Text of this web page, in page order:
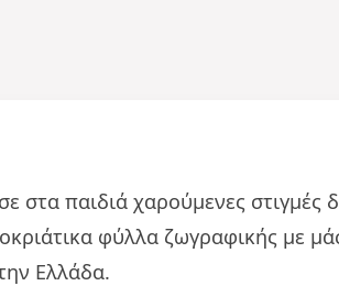
στα παιδιά χαρούμενες στιγμές
φύλλα ζωγραφικής με
Ελλάδα.